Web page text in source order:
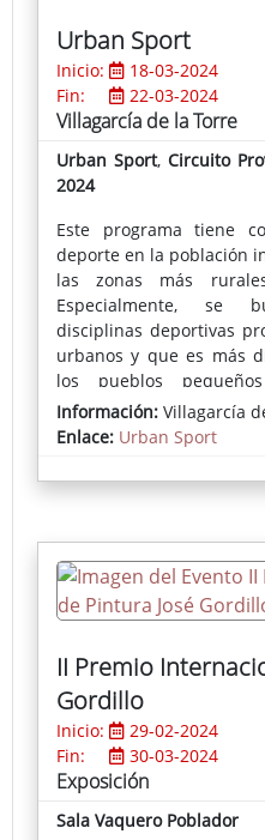
finalmente, objetos que
Urban Sport
Inicio:
18-03-2024
Fin:
22-03-2024
Villagarcía de la Torre
Urban Sport, Circuito
2024
Este programa tiene
deporte en la población
las zonas más
Especialmente, se
disciplinas deportivas
urbanos y que es más
los pueblos
equipamientos,
monitores que les
En cada localidad se
actividades muy
Información: Villagarcía
Enlace: Urban Sport
II Premio
Gordillo
Inicio:
29-02-2024
Fin:
30-03-2024
Exposición
Sala Vaquero Poblador